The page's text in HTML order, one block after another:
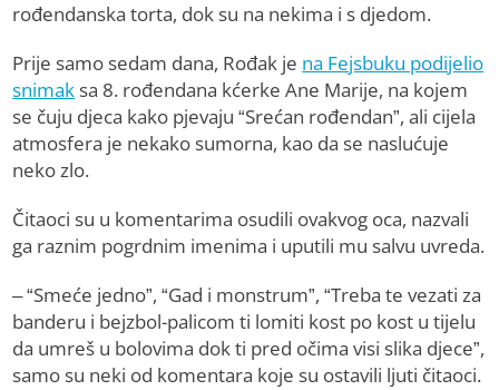
rođendanska torta, dok su na nekima i s djedom.
Prije samo sedam dana, Rođak je na Fejsbuku podijelio
snimak sa 8. rođendana kćerke Ane Marije, na kojem
se čuju djeca kako pjevaju “Srećan rođendan”, ali cijela
atmosfera je nekako sumorna, kao da se naslućuje
neko zlo.
Čitaoci su u komentarima osudili ovakvog oca, nazvali
ga raznim pogrdnim imenima i uputili mu salvu uvreda.
– “Smeće jedno”, “Gad i monstrum”, “Treba te vezati za
banderu i bejzbol-palicom ti lomiti kost po kost u tijelu
da umreš u bolovima dok ti pred očima visi slika djece”,
samo su neki od komentara koje su ostavili ljuti čitaoci.